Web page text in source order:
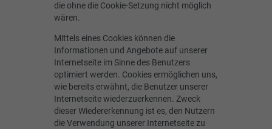
die ohne die Cookie-Setzung nicht möglich
wären.
Mittels eines Cookies können die
Informationen und Angebote auf unserer
Internetseite im Sinne des Benutzers
optimiert werden. Cookies ermöglichen uns,
wie bereits erwähnt, die Benutzer unserer
Internetseite wiederzuerkennen. Zweck
dieser Wiedererkennung ist es, den Nutzern
die Verwendung unserer Internetseite zu